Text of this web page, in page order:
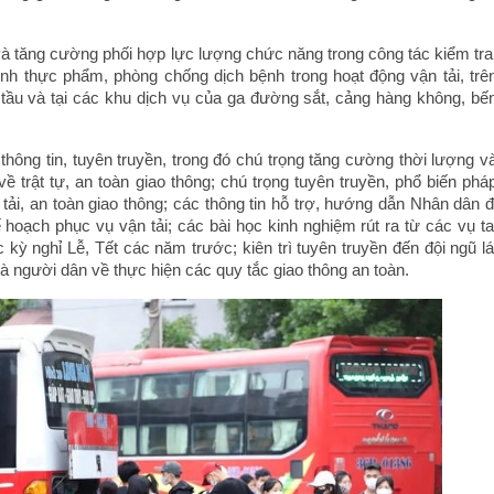
tăng cường phối hợp lực lượng chức năng trong công tác kiểm
thực phẩm, phòng chống dịch bệnh trong hoạt động vận tải,
và tại các khu dịch vụ của ga đường sắt, cảng hàng không,
tin, tuyên truyền, trong đó chú trọng tăng cường thời lượng
trật tự, an toàn giao thông; chú trọng tuyên truyền, phổ biến
an toàn giao thông; các thông tin hỗ trợ, hướng dẫn Nhân dân
hoạch phục vụ vận tải; các bài học kinh nghiệm rút ra từ các vụ
kỳ nghỉ Lễ, Tết các năm trước; kiên trì tuyên truyền đến đội ngũ
người dân về thực hiện các quy tắc giao thông an toàn.